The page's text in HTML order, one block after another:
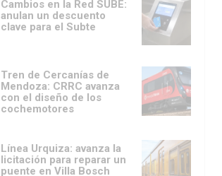
Cambios en la Red SUBE:
anulan un descuento
clave para el Subte
Tren de Cercanías de
Mendoza: CRRC avanza
con el diseño de los
cochemotores
Línea Urquiza: avanza la
licitación para reparar un
puente en Villa Bosch